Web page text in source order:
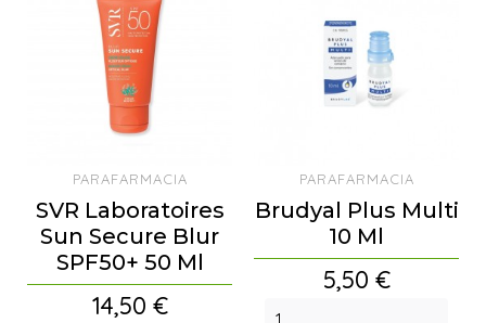
PARAFARMACIA
SVR Laboratoires
Sun Secure Blur
SPF50+ 50 Ml
Precio
14,50 €
PARAFARMACIA
Brudyal Plus Multi
10 Ml
Precio
5,50 €